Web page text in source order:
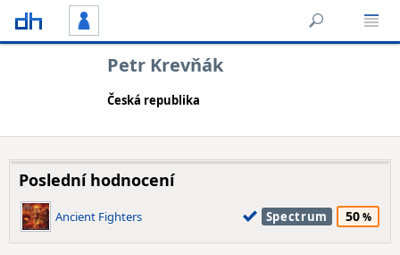
Petr Krevňák
Česká republika
Poslední hodnocení
Ancient Fighters Spectrum 50